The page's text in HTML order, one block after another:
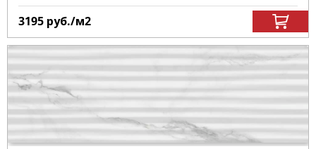
3195 руб./м2